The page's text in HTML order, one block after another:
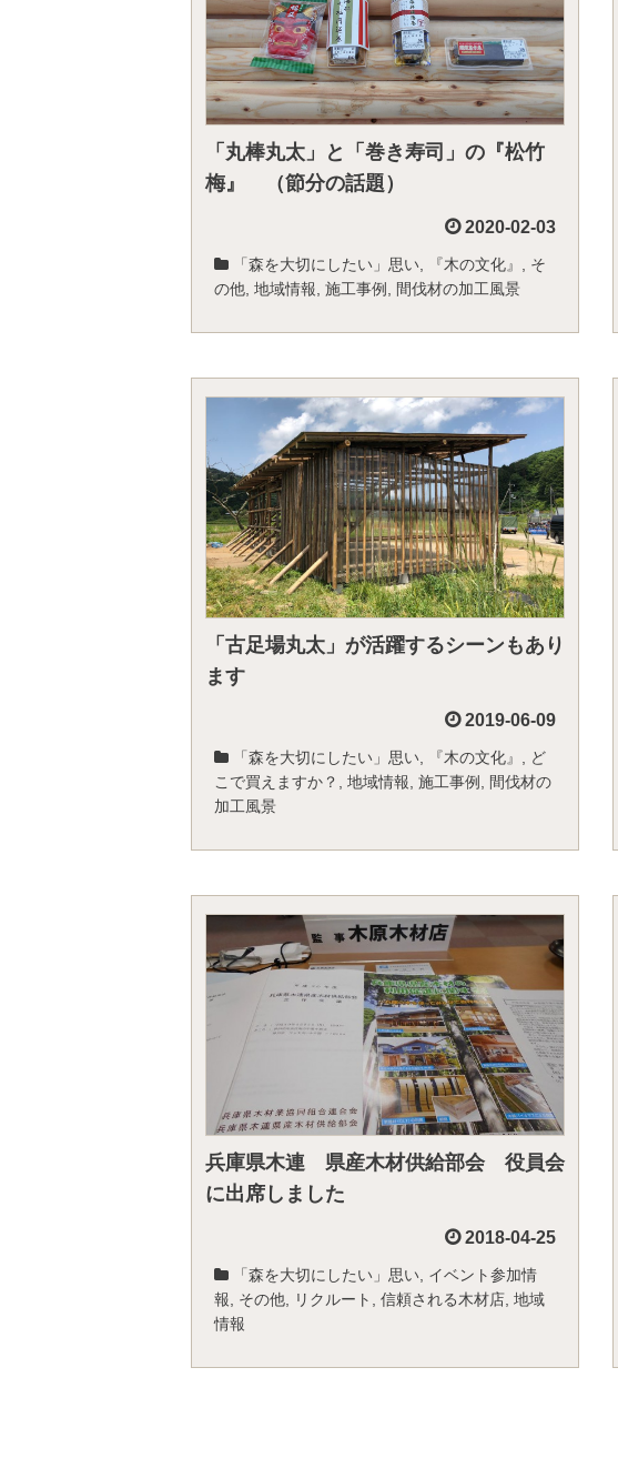
「丸棒丸太」と「巻き寿司」の『松竹
梅』 （節分の話題）
2020-02-03
「森を大切にしたい」思い 『木の文化』
そ
の他 地域情報 施工事例 間伐材の加工風景
「古足場丸太」が活躍するシーンもあり
ます
2019-06-09
「森を大切にしたい」思い 『木の文化』
ど
こで買えますか？
地域情報 施工事例
間伐材の
加工風景
兵庫県木連 県産木材供給部会 役員会
に出席しました
2018-04-25
「森を大切にしたい」思い イベント参加情
報
その他 リクルート 信頼される木材店 地域
情報